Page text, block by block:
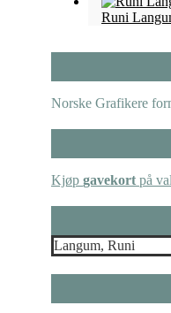
Runi
Norske Grafikere
Kjøp gavekort på